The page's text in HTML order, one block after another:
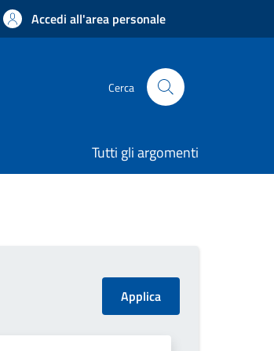
Accedi all'area personale
Cerca
Tutti gli argomenti